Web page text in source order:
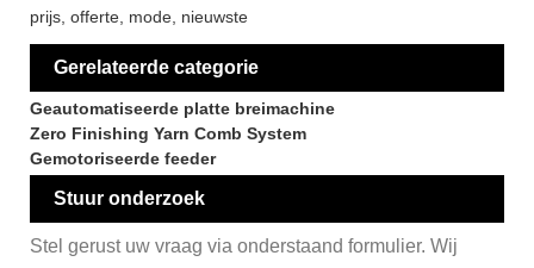
prijs, offerte, mode, nieuwste
Gerelateerde categorie
Geautomatiseerde platte breimachine
Zero Finishing Yarn Comb System
Gemotoriseerde feeder
Stuur onderzoek
Stel gerust uw vraag via onderstaand formulier. Wij